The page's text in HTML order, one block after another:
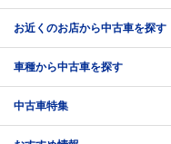
お近くのお店から中古車を探す
車種から中古車を探す
中古車特集